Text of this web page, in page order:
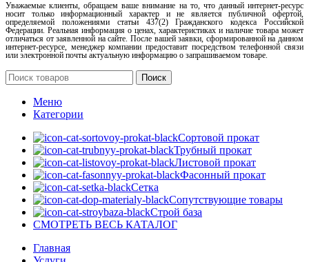
Уважаемые клиенты, обращаем ваше внимание на то, что данный интернет-ресурс
носит только информационный характер и не является публичной офертой,
определяемой положениями статьи 437(2) Гражданского кодекса Российской
Федерации. Реальная информация о ценах, характеристиках и наличие товара может
отличаться от заявленной на сайте. После вашей заявки, сформированной на данном
интернет-ресурсе, менеджер компании предоставит посредством телефонной связи
или электронной почты актуальную информацию о запрашиваемом товаре.
Поиск
Меню
Категории
Сортовой прокат
Трубный прокат
Листовой прокат
Фасонный прокат
Сетка
Сопутствующие товары
Строй база
СМОТРЕТЬ ВЕСЬ КАТАЛОГ
Главная